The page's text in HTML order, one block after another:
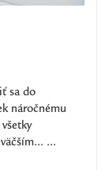
sa do
náročnému
...